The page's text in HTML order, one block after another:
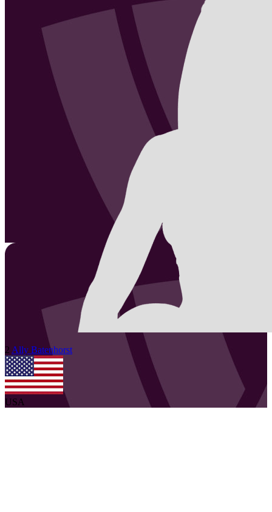
2 Ally Batenhorst
USA